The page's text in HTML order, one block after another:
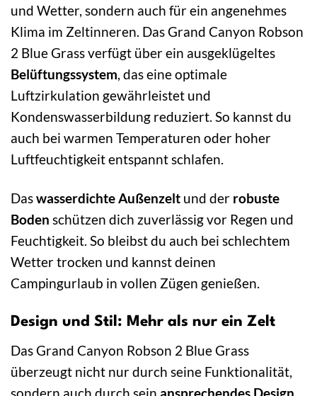
und Wetter, sondern auch für ein angenehmes
Klima im Zeltinneren. Das Grand Canyon Robson
2 Blue Grass verfügt über ein ausgeklügeltes
Belüftungssystem, das eine optimale
Luftzirkulation gewährleistet und
Kondenswasserbildung reduziert. So kannst du
auch bei warmen Temperaturen oder hoher
Luftfeuchtigkeit entspannt schlafen.
Daswasserdichte Außenzelt und der robuste
Boden schützen dich zuverlässig vor Regen und
Feuchtigkeit. So bleibst du auch bei schlechtem
Wetter trocken und kannst deinen
Campingurlaub in vollen Zügen genießen.
Design und Stil: Mehr als nur ein Zelt
Das Grand Canyon Robson 2 Blue Grass
überzeugt nicht nur durch seine Funktionalität,